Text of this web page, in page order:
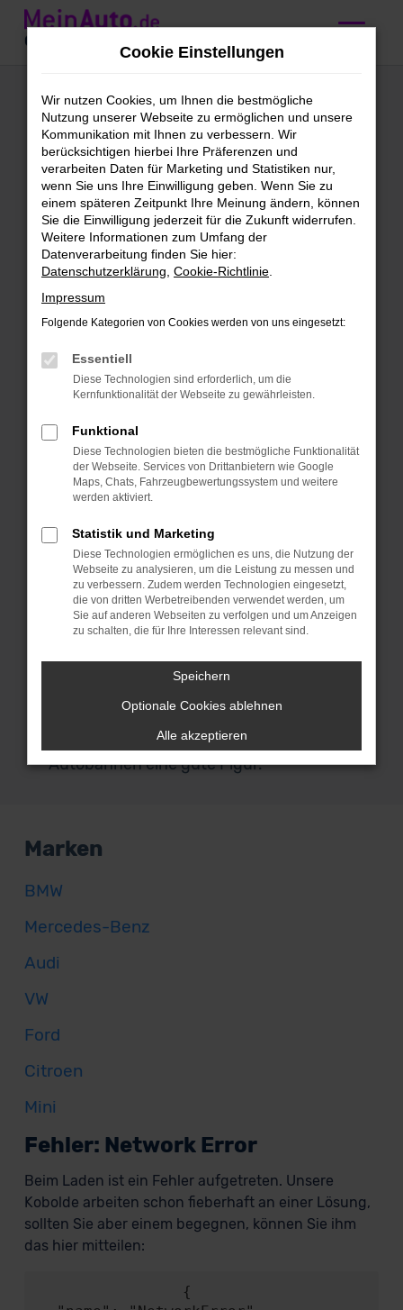
Zum
Hauptinhalt
Ford Vorführwagen
kaufen mit
Lieferservice nach
Freiburg
Höchst vorzeigbar: unsere Ford
Vorführwagen für Freiburg
Vorhang auf für unsere Ford
Mobilität in Freiburg kaum eine
geeigneter Alternative existiert. Ford
Vorführwagen sind fast noch Neuwagen.
Bedenke bitte, dass die Fahrzeuge in
aller Regel dem Zweck dienten,
Neuwagen zu verkaufen und deren
Vorteile zu demonstrieren. Nach meist
dann als Ford Vorführwagen aussortiert
und gelangen in den Verkauf. Die
Qualität hat unter den Probefahrten
naturgemäß nicht gelitten und so ließe
sich eher von gut eingefahrenen
Preis sprechen. Für den Stadtverkehr in
Freiburg eignet sich das Modell ohnehin
perfekt und macht zudem auch bei
Fahrten über Landstraßen und
Autobahnen eine gute Figur.
Marken
BMW
Mercedes-Benz
Audi
VW
Ford
Citroen
Mini
Fehler: Network Error
Beim Laden ist ein Fehler aufgetreten. Unsere
Kobolde arbeiten schon fieberhaft an einer Lösung,
sollten Sie aber einem begegnen, können Sie ihm
das hier mitteilen:
Cookie Einstellungen
Wir nutzen Cookies, um Ihnen die bestmögliche
Nutzung unserer Webseite zu ermöglichen und unsere
Kommunikation mit Ihnen zu verbessern. Wir
berücksichtigen hierbei Ihre Präferenzen und
verarbeiten Daten für Marketing und Statistiken nur,
wenn Sie uns Ihre Einwilligung geben. Wenn Sie zu
einem späteren Zeitpunkt Ihre Meinung ändern, können
Sie die Einwilligung jederzeit für die Zukunft widerrufen.
Weitere Informationen zum Umfang der
Datenverarbeitung finden Sie hier:
Datenschutzerklärung Cookie-Richtlinie
Impressum
Folgende Kategorien von Cookies werden von uns eingesetzt:
Essentiell
Diese Technologien sind erforderlich, um die
Kernfunktionalität der Webseite zu gewährleisten.
Funktional
Diese Technologien bieten die bestmögliche Funktionalität
der Webseite. Services von Drittanbietern wie Google
Maps, Chats, Fahrzeugbewertungssystem und weitere
werden aktiviert.
Statistik und Marketing
Diese Technologien ermöglichen es uns, die Nutzung der
Webseite zu analysieren, um die Leistung zu messen und
zu verbessern. Zudem werden Technologien eingesetzt,
die von dritten Werbetreibenden verwendet werden, um
Sie auf anderen Webseiten zu verfolgen und um Anzeigen
zu schalten, die für Ihre Interessen relevant sind.
Speichern
Optionale Cookies ablehnen
Alle akzeptieren